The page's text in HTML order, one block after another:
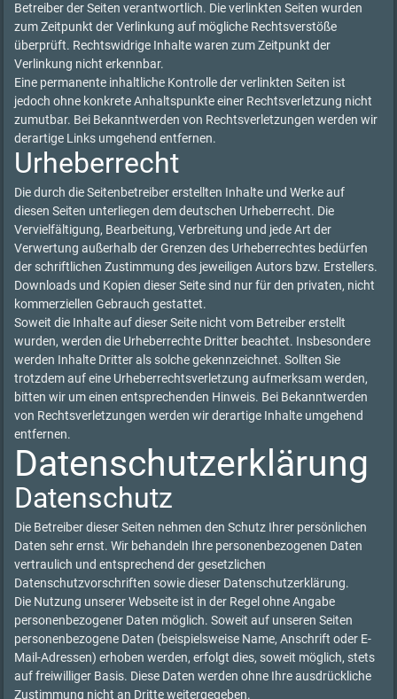
Betreiber der Seiten verantwortlich. Die verlinkten Seiten wurden
zum Zeitpunkt der Verlinkung auf mögliche Rechtsverstöße
überprüft. Rechtswidrige Inhalte waren zum Zeitpunkt der
Verlinkung nicht erkennbar.
Eine permanente inhaltliche Kontrolle der verlinkten Seiten ist
jedoch ohne konkrete Anhaltspunkte einer Rechtsverletzung nicht
zumutbar. Bei Bekanntwerden von Rechtsverletzungen werden wir
derartige Links umgehend entfernen.
Urheberrecht
Die durch die Seitenbetreiber erstellten Inhalte und Werke auf
diesen Seiten unterliegen dem deutschen Urheberrecht. Die
Vervielfältigung, Bearbeitung, Verbreitung und jede Art der
Verwertung außerhalb der Grenzen des Urheberrechtes bedürfen
der schriftlichen Zustimmung des jeweiligen Autors bzw. Erstellers.
Downloads und Kopien dieser Seite sind nur für den privaten, nicht
kommerziellen Gebrauch gestattet.
Soweit die Inhalte auf dieser Seite nicht vom Betreiber erstellt
wurden, werden die Urheberrechte Dritter beachtet. Insbesondere
werden Inhalte Dritter als solche gekennzeichnet. Sollten Sie
trotzdem auf eine Urheberrechtsverletzung aufmerksam werden,
bitten wir um einen entsprechenden Hinweis. Bei Bekanntwerden
von Rechtsverletzungen werden wir derartige Inhalte umgehend
entfernen.
Datenschutzerklärung
Datenschutz
Die Betreiber dieser Seiten nehmen den Schutz Ihrer persönlichen
Daten sehr ernst. Wir behandeln Ihre personenbezogenen Daten
vertraulich und entsprechend der gesetzlichen
Datenschutzvorschriften sowie dieser Datenschutzerklärung.
Die Nutzung unserer Webseite ist in der Regel ohne Angabe
personenbezogener Daten möglich. Soweit auf unseren Seiten
personenbezogene Daten (beispielsweise Name, Anschrift oder E-
Mail-Adressen) erhoben werden, erfolgt dies, soweit möglich, stets
auf freiwilliger Basis. Diese Daten werden ohne Ihre ausdrückliche
Zustimmung nicht an Dritte weitergegeben.